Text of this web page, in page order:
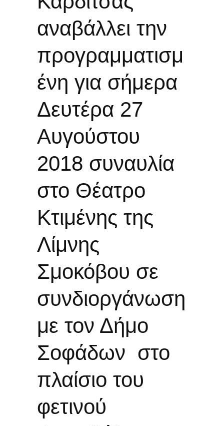
αναβάλλει την
προγραμματισμ
ένη για σήμερα
Δευτέρα 27
Αυγούστου
2018 συναυλία
στο Θέατρο
Κτιμένης της
Λίμνης
Σμοκόβου σε
συνδιοργάνωση
με τον Δήμο
Σοφάδων στο
πλαίσιο του
φετινού